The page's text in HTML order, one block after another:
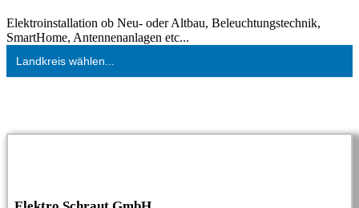
Elektroinstallation ob Neu- oder Altbau, Beleuchtungstechnik,
SmartHome, Antennenanlagen etc...
Landkreis wählen...